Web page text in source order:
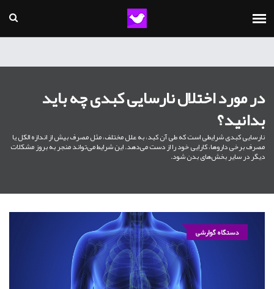
در مورد اختلال نارسایی کبدی چه باید
بدانید؟
نارسایی کبدی شرایطی است که طی آن کبد، به علل مختلف، مثل مصرف بیش از اندازه الکل یا
مصرف برخی داروها، کارایی خود را از دست می‌دهد. این شرایط می‌تواند منجر به بروز مشکلات
دیگر در سایر بخش‌های بدن شود.
دستگاه گوارشی